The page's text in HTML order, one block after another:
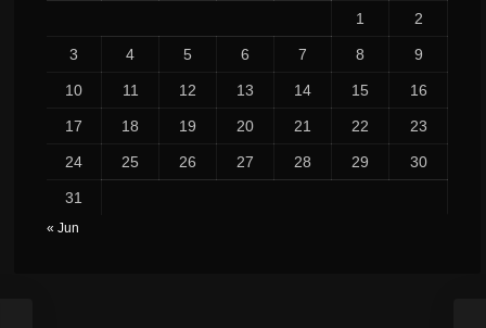
1 2
3 4 5 6 7 8 9
10 11 12 13 14 15 16
17 18 19 20 21 22 23
24 25 26 27 28 29 30
31
« Jun